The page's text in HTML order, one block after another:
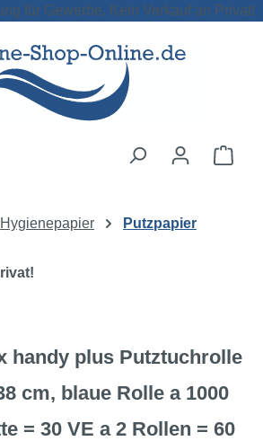
für Gewerbe. Kein Verkauf an Privat!
Hygienepapier Putzpapier
handy plus Putztuchrolle
cm, blaue Rolle a 1000
= 30 VE a 2 Rollen = 60